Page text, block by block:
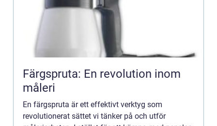
Färgspruta: En revolution inom
måleri
En färgspruta är ett effektivt verktyg som
revolutionerat sättet vi tänker på och utför